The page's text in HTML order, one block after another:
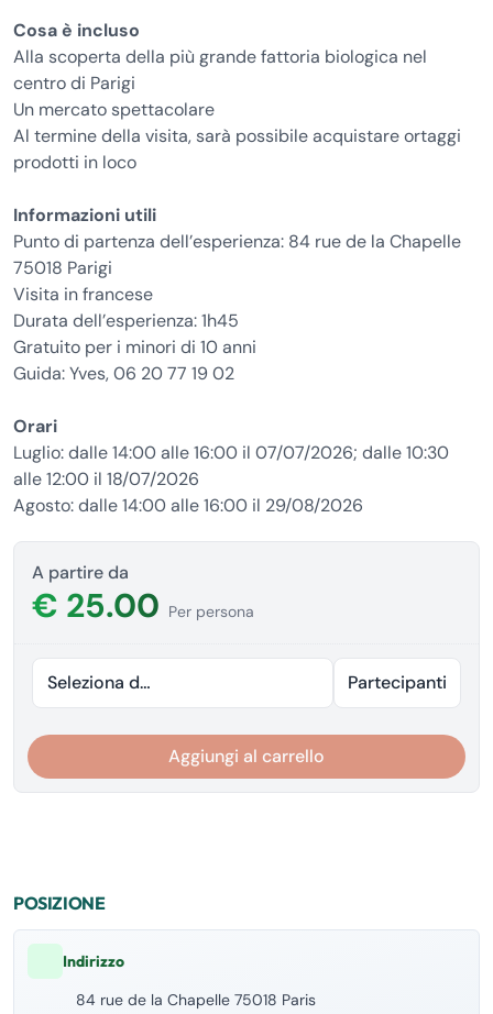
Cosa è incluso
Alla scoperta della più grande fattoria biologica nel
centro di Parigi
Un mercato spettacolare
Al termine della visita, sarà possibile acquistare ortaggi
prodotti in loco
Informazioni utili
Punto di partenza dell’esperienza: 84 rue de la Chapelle
75018 Parigi
Visita in francese
Durata dell’esperienza: 1h45
Gratuito per i minori di 10 anni
Guida: Yves, 06 20 77 19 02
Orari
Luglio: dalle 14:00 alle 16:00 il 07/07/2026; dalle 10:30
alle 12:00 il 18/07/2026
Agosto: dalle 14:00 alle 16:00 il 29/08/2026
A partire da
€ 25.00 Per persona
Seleziona data Partecipanti
Aggiungi al carrello
POSIZIONE
Indirizzo
84 rue de la Chapelle 75018 Paris